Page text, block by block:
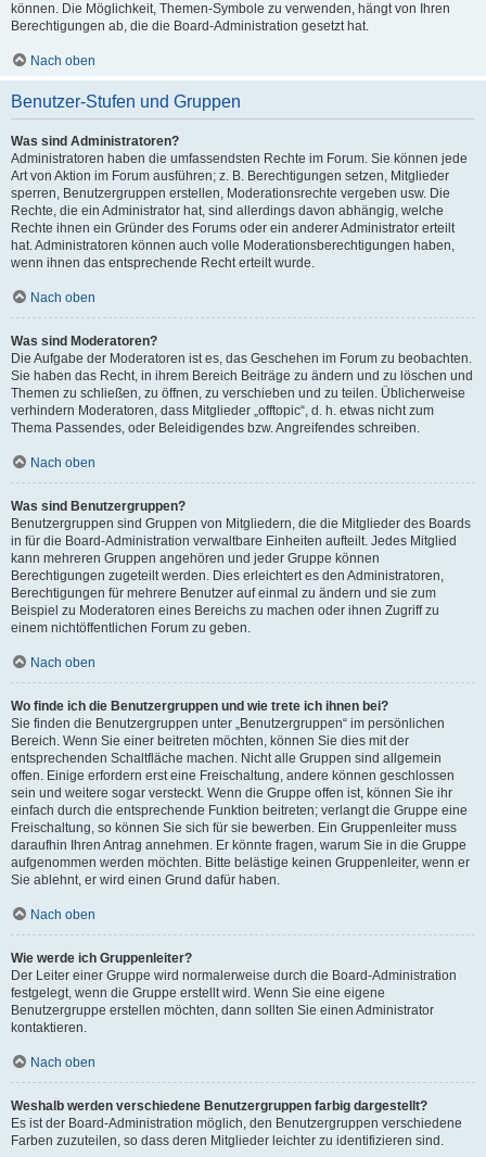
können. Die Möglichkeit, Themen-Symbole zu verwenden, hängt von Ihren
Berechtigungen ab, die die Board-Administration gesetzt hat.
Nach oben
Benutzer-Stufen und Gruppen
Was sind Administratoren?
Administratoren haben die umfassendsten Rechte im Forum. Sie können jede
Art von Aktion im Forum ausführen; z. B. Berechtigungen setzen, Mitglieder
sperren, Benutzergruppen erstellen, Moderationsrechte vergeben usw. Die
Rechte, die ein Administrator hat, sind allerdings davon abhängig, welche
Rechte ihnen ein Gründer des Forums oder ein anderer Administrator erteilt
hat. Administratoren können auch volle Moderationsberechtigungen haben,
wenn ihnen das entsprechende Recht erteilt wurde.
Nach oben
Was sind Moderatoren?
Die Aufgabe der Moderatoren ist es, das Geschehen im Forum zu beobachten.
Sie haben das Recht, in ihrem Bereich Beiträge zu ändern und zu löschen und
Themen zu schließen, zu öffnen, zu verschieben und zu teilen. Üblicherweise
verhindern Moderatoren, dass Mitglieder „offtopic“, d. h. etwas nicht zum
Thema Passendes, oder Beleidigendes bzw. Angreifendes schreiben.
Nach oben
Was sind Benutzergruppen?
Benutzergruppen sind Gruppen von Mitgliedern, die die Mitglieder des Boards
in für die Board-Administration verwaltbare Einheiten aufteilt. Jedes Mitglied
kann mehreren Gruppen angehören und jeder Gruppe können
Berechtigungen zugeteilt werden. Dies erleichtert es den Administratoren,
Berechtigungen für mehrere Benutzer auf einmal zu ändern und sie zum
Beispiel zu Moderatoren eines Bereichs zu machen oder ihnen Zugriff zu
einem nichtöffentlichen Forum zu geben.
Nach oben
Wo finde ich die Benutzergruppen und wie trete ich ihnen bei?
Sie finden die Benutzergruppen unter „Benutzergruppen“ im persönlichen
Bereich. Wenn Sie einer beitreten möchten, können Sie dies mit der
entsprechenden Schaltfläche machen. Nicht alle Gruppen sind allgemein
offen. Einige erfordern erst eine Freischaltung, andere können geschlossen
sein und weitere sogar versteckt. Wenn die Gruppe offen ist, können Sie ihr
einfach durch die entsprechende Funktion beitreten; verlangt die Gruppe eine
Freischaltung, so können Sie sich für sie bewerben. Ein Gruppenleiter muss
daraufhin Ihren Antrag annehmen. Er könnte fragen, warum Sie in die Gruppe
aufgenommen werden möchten. Bitte belästige keinen Gruppenleiter, wenn er
Sie ablehnt, er wird einen Grund dafür haben.
Nach oben
Wie werde ich Gruppenleiter?
Der Leiter einer Gruppe wird normalerweise durch die Board-Administration
festgelegt, wenn die Gruppe erstellt wird. Wenn Sie eine eigene
Benutzergruppe erstellen möchten, dann sollten Sie einen Administrator
kontaktieren.
Nach oben
Weshalb werden verschiedene Benutzergruppen farbig dargestellt?
Es ist der Board-Administration möglich, den Benutzergruppen verschiedene
Farben zuzuteilen, so dass deren Mitglieder leichter zu identifizieren sind.